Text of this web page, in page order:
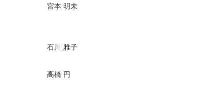
宮本 明未
石川 雅子
高橋 円